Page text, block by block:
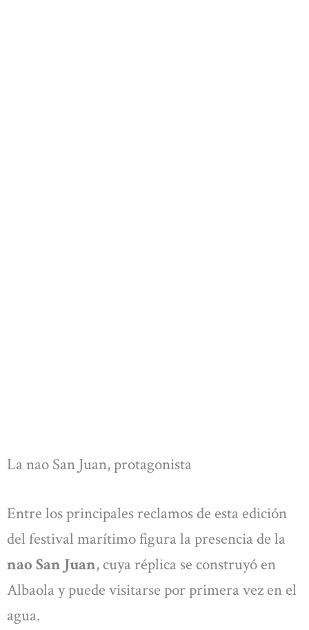
La nao San Juan, protagonista
Entre los principales reclamos de esta edición
del festival marítimo figura la presencia de la
nao San Juan, cuya réplica se construyó en
Albaola y puede visitarse por primera vez en el
agua.